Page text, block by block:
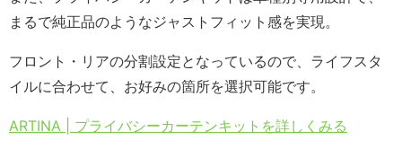
まるで純正品のようなジャストフィット感を実現。
フロント・リアの分割設定となっているので、ライフスタ
イルに合わせて、お好みの箇所を選択可能です。
ARTINA | プライバシーカーテンキットを詳しくみる